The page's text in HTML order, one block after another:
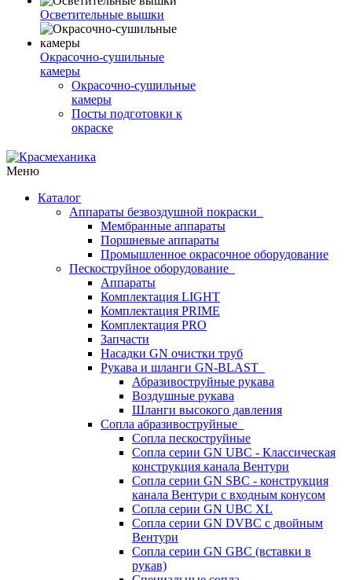
Осветительные вышки
Окрасочно-сушильные
камеры
Окрасочно-сушильные
камеры
Посты подготовки к
окраске
Меню
Каталог
Аппараты безвоздушной покраски
Мембранные аппараты
Поршневые аппараты
Промышленное окрасочное оборудование
Пескоструйное оборудование
Аппараты
Комплектация LIGHT
Комплектация PRIME
Комплектация PRO
Запчасти
Насадки GN очистки труб
Рукава и шланги GN-BLAST
Абразивоструйные рукава
Воздушные рукава
Шланги высокого давления
Сопла абразивоструйные
Сопла пескоструйные
Сопла серии GN UBC - Классическая
конструкция канала Вентури
Сопла серии GN SBC - конструкция
канала Вентури c входным конусом
Сопла серии GN UBC XL
Сопла серии GN DVBC с двойным
Вентури
Сопла серии GN GBC (вставки в
рукав)